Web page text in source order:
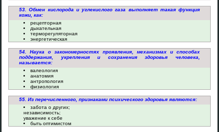
53. Обмен кислорода и углекислого газа выполняет такая функция
кожи, как:
рецепторная
дыхательная
терморегуляторная
энергетическая
54. Наука о закономерностях проявления, механизмах и способах
поддержания, укрепления и сохранения здоровья человека,
называется:
валеология
анатомия
антропология
физиология
55. Из перечисленного, признаками психического здоровья являются:
забота о других;
независимость;
уважение к себе
быть оптимистом